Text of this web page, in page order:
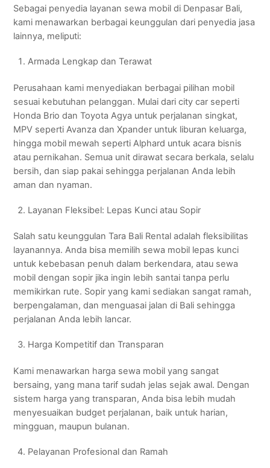
Sebagai penyedia layanan sewa mobil di Denpasar Bali,
kami menawarkan berbagai keunggulan dari penyedia jasa
lainnya, meliputi:
Armada Lengkap dan Terawat
Perusahaan kami menyediakan berbagai pilihan mobil
sesuai kebutuhan pelanggan. Mulai dari city car seperti
Honda Brio dan Toyota Agya untuk perjalanan singkat,
MPV seperti Avanza dan Xpander untuk liburan keluarga,
hingga mobil mewah seperti Alphard untuk acara bisnis
atau pernikahan. Semua unit dirawat secara berkala, selalu
bersih, dan siap pakai sehingga perjalanan Anda lebih
aman dan nyaman.
Layanan Fleksibel: Lepas Kunci atau Sopir
Salah satu keunggulan Tara Bali Rental adalah fleksibilitas
layanannya. Anda bisa memilih sewa mobil lepas kunci
untuk kebebasan penuh dalam berkendara, atau sewa
mobil dengan sopir jika ingin lebih santai tanpa perlu
memikirkan rute. Sopir yang kami sediakan sangat ramah,
berpengalaman, dan menguasai jalan di Bali sehingga
perjalanan Anda lebih lancar.
Harga Kompetitif dan Transparan
Kami menawarkan harga sewa mobil yang sangat
bersaing, yang mana tarif sudah jelas sejak awal. Dengan
sistem harga yang transparan, Anda bisa lebih mudah
menyesuaikan budget perjalanan, baik untuk harian,
mingguan, maupun bulanan.
Pelayanan Profesional dan Ramah